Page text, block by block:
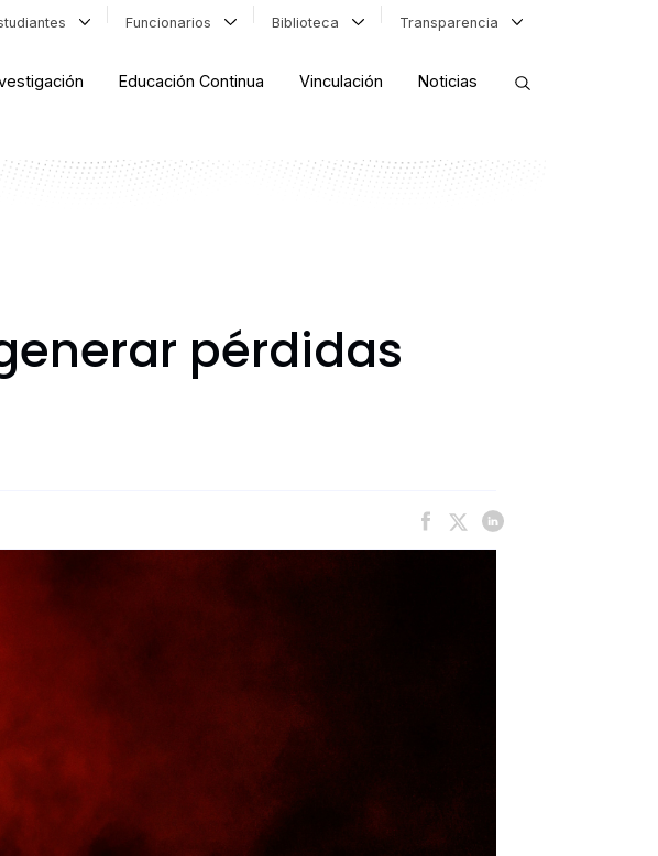
Funcionarios Biblioteca Transparencia
Educación Continua Vinculación Noticias
pérdidas